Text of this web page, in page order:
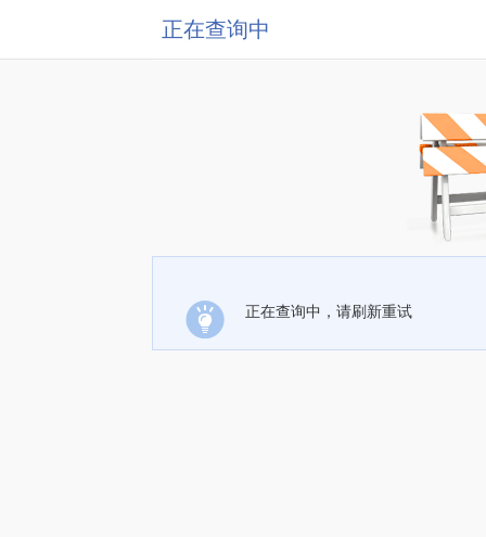
正在查询中
正在查询中，请刷新重试